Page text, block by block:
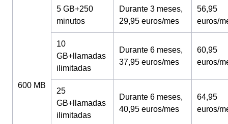
600 MB
5 GB+250
minutos
Durante 3 meses,
29,95 euros/mes
56,95
euros/
10
GB+llamadas
ilimitadas
Durante 6 meses,
37,95 euros/mes
60,95
euros/
25
GB+llamadas
ilimitadas
Durante 6 meses,
40,95 euros/mes
64,95
euros/